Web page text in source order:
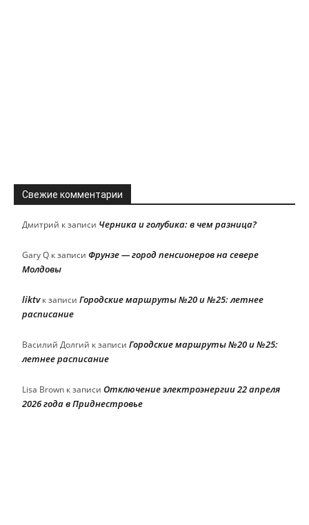
Свежие комментарии
Дмитрий к записи Черника и голубика: в чем разница?
Gary Q к записи Фрунзе — город пенсионеров на севере
Молдовы
liktvк записи Городские маршруты №20 и №25: летнее
расписание
Василий Долгий к записи Городские маршруты №20 и №25:
летнее расписание
Lisa Brown к записи Отключение электроэнергии 22 апреля
2026 года в Приднестровье